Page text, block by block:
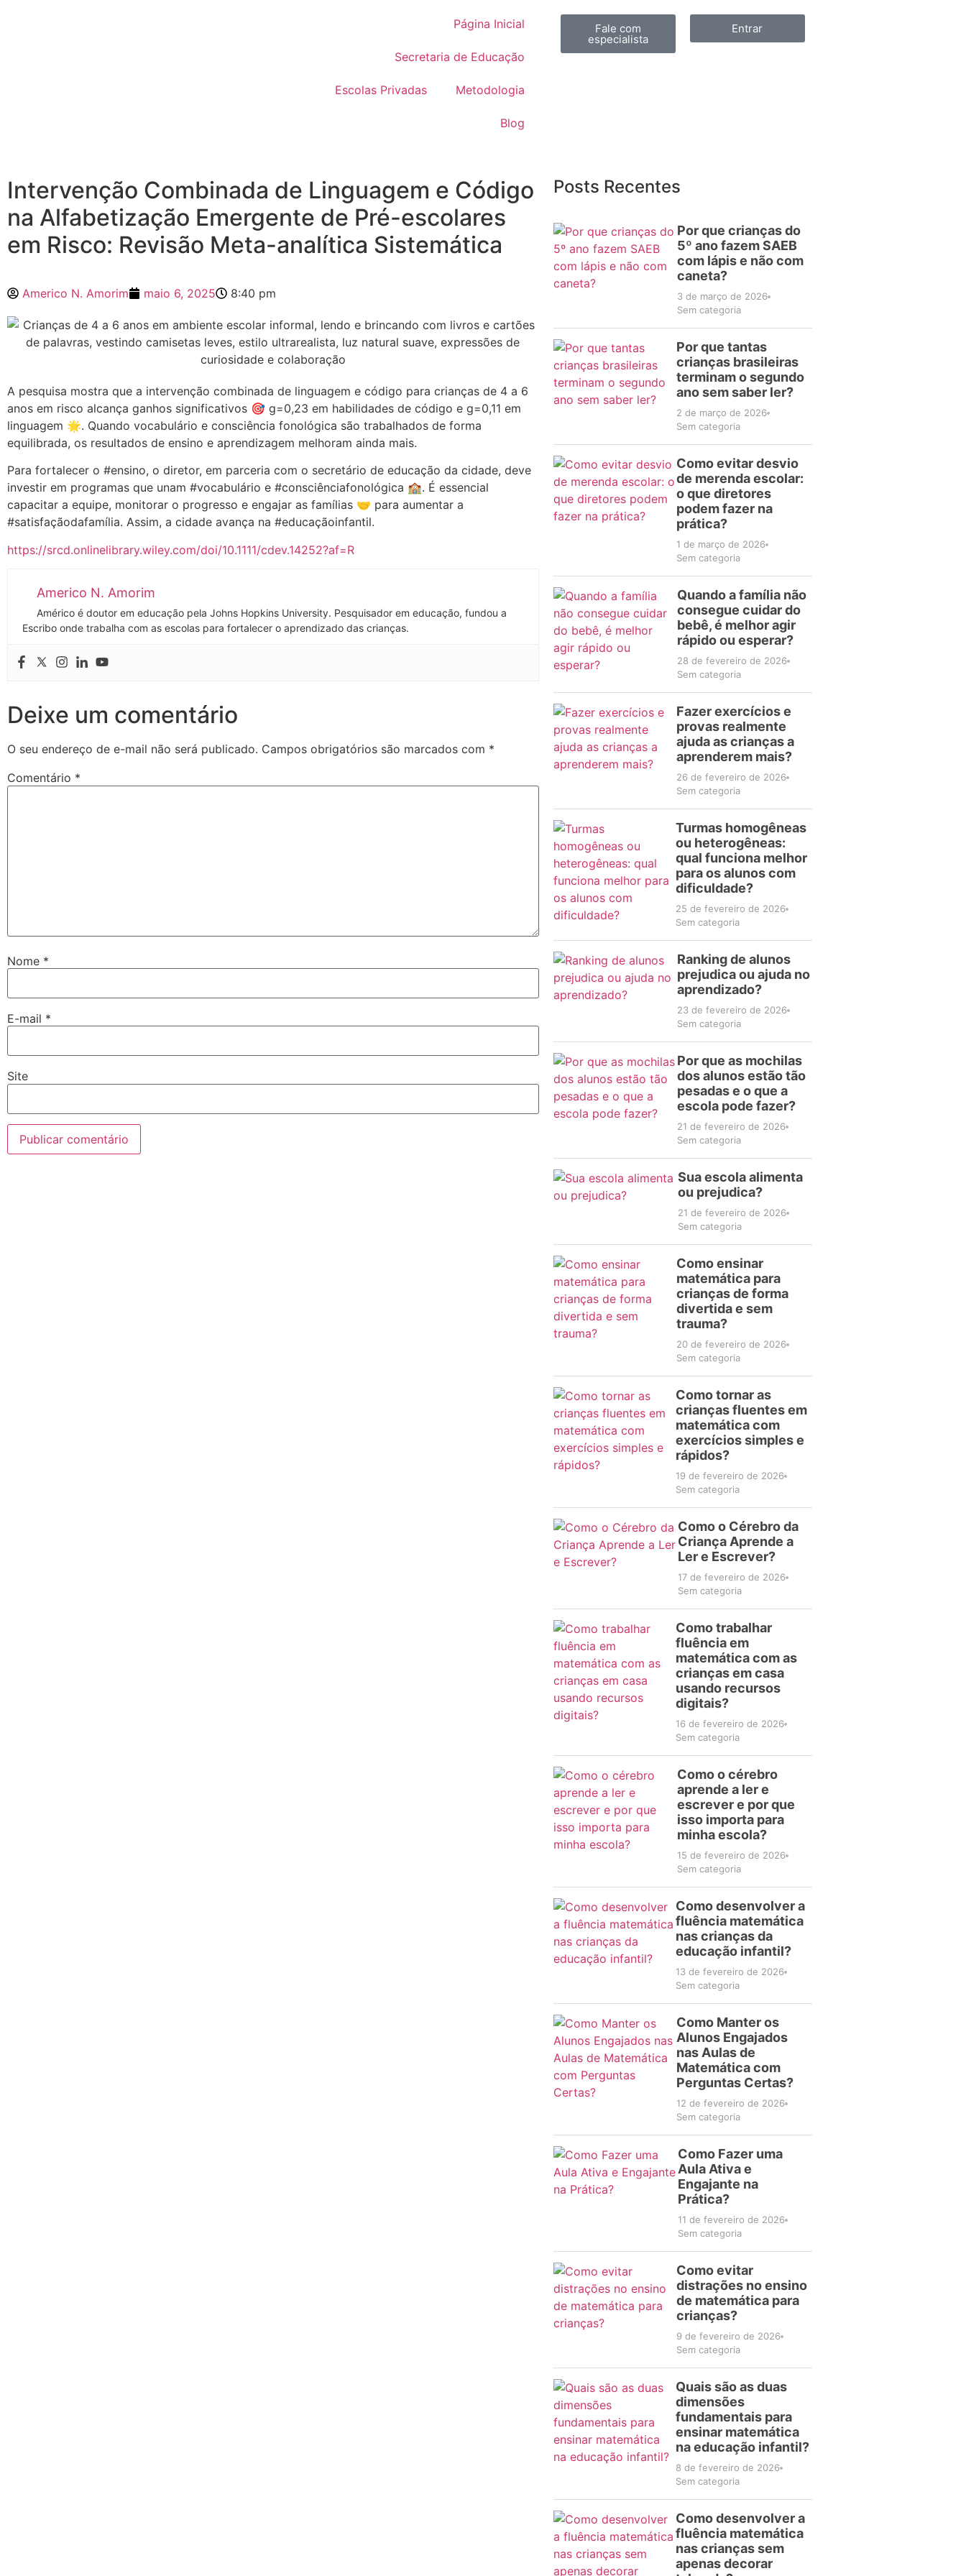
Página Inicial
Secretaria de Educação
Escolas Privadas Metodologia
Blog
Fale com
especialista
Entrar
Intervenção Combinada de Linguagem e Código
na Alfabetização Emergente de Pré-escolares
em Risco: Revisão Meta-analítica Sistemática
Americo N. Amorim maio 6, 2025 8:40 pm
A pesquisa mostra que a intervenção combinada de linguagem e código para crianças de 4 a 6
anos em risco alcança ganhos significativos 🎯 g=0,23 em habilidades de código e g=0,11 em
linguagem 🌟. Quando vocabulário e consciência fonológica são trabalhados de forma
equilibrada, os resultados de ensino e aprendizagem melhoram ainda mais.
Para fortalecer o #ensino, o diretor, em parceria com o secretário de educação da cidade, deve
investir em programas que unam #vocabulário e #consciênciafonológica 🏫. É essencial
capacitar a equipe, monitorar o progresso e engajar as famílias 🤝 para aumentar a
#satisfaçãodafamília. Assim, a cidade avança na #educaçãoinfantil.
https://srcd.onlinelibrary.wiley.com/doi/10.1111/cdev.14252?af=R
Americo N. Amorim
Américo é doutor em educação pela Johns Hopkins University. Pesquisador em educação, fundou a
Escribo onde trabalha com as escolas para fortalecer o aprendizado das crianças.
Deixe um comentário
O seu endereço de e-mail não será publicado. Campos obrigatórios são marcados com *
Comentário *
Nome *
E-mail *
Site
Posts Recentes
Por que crianças do
5º ano fazem SAEB
com lápis e não com
caneta?
3 de março de 2026
Sem categoria
Por que tantas
crianças brasileiras
terminam o segundo
ano sem saber ler?
2 de março de 2026
Sem categoria
Como evitar desvio
de merenda escolar:
o que diretores
podem fazer na
prática?
1 de março de 2026
Sem categoria
Quando a família não
consegue cuidar do
bebê, é melhor agir
rápido ou esperar?
28 de fevereiro de 2026
Sem categoria
Fazer exercícios e
provas realmente
ajuda as crianças a
aprenderem mais?
26 de fevereiro de 2026
Sem categoria
Turmas homogêneas
ou heterogêneas:
qual funciona melhor
para os alunos com
dificuldade?
25 de fevereiro de 2026
Sem categoria
Ranking de alunos
prejudica ou ajuda no
aprendizado?
23 de fevereiro de 2026
Sem categoria
Por que as mochilas
dos alunos estão tão
pesadas e o que a
escola pode fazer?
21 de fevereiro de 2026
Sem categoria
Sua escola alimenta
ou prejudica?
21 de fevereiro de 2026
Sem categoria
Como ensinar
matemática para
crianças de forma
divertida e sem
trauma?
20 de fevereiro de 2026
Sem categoria
Como tornar as
crianças fluentes em
matemática com
exercícios simples e
rápidos?
19 de fevereiro de 2026
Sem categoria
Como o Cérebro da
Criança Aprende a
Ler e Escrever?
17 de fevereiro de 2026
Sem categoria
Como trabalhar
fluência em
matemática com as
crianças em casa
usando recursos
digitais?
16 de fevereiro de 2026
Sem categoria
Como o cérebro
aprende a ler e
escrever e por que
isso importa para
minha escola?
15 de fevereiro de 2026
Sem categoria
Como desenvolver a
fluência matemática
nas crianças da
educação infantil?
13 de fevereiro de 2026
Sem categoria
Como Manter os
Alunos Engajados
nas Aulas de
Matemática com
Perguntas Certas?
12 de fevereiro de 2026
Sem categoria
Como Fazer uma
Aula Ativa e
Engajante na
Prática?
11 de fevereiro de 2026
Sem categoria
Como evitar
distrações no ensino
de matemática para
crianças?
9 de fevereiro de 2026
Sem categoria
Quais são as duas
dimensões
fundamentais para
ensinar matemática
na educação infantil?
8 de fevereiro de 2026
Sem categoria
Como desenvolver a
fluência matemática
nas crianças sem
apenas decorar